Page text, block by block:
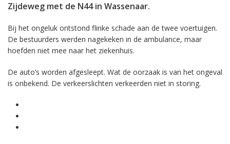
Zijdeweg met de N44 in Wassenaar.
Bij het ongeluk ontstond flinke schade aan de twee voertuigen.
De bestuurders werden nagekeken in de ambulance, maar
hoefden niet mee naar het ziekenhuis.
De auto’s worden afgesleept. Wat de oorzaak is van het ongeval
is onbekend. De verkeerslichten verkeerden niet in storing.